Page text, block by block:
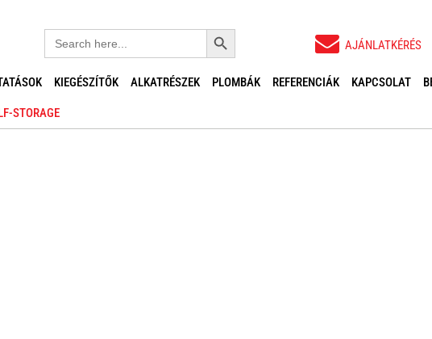
Search
for:
Search Button
AJÁNLATKÉRÉS
KIEGÉSZÍTŐK ALKATRÉSZEK PLOMBÁK REFERENCIÁK KAPCSOLAT
STORAGE